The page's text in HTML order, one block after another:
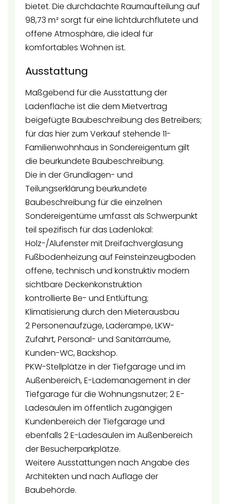
bietet. Die durchdachte Raumaufteilung auf
98,73 m² sorgt für eine lichtdurchflutete und
offene Atmosphäre, die ideal für
komfortables Wohnen ist.
Ausstattung
Maßgebend für die Ausstattung der
Ladenfläche ist die dem Mietvertrag
beigefügte Baubeschreibung des Betreibers;
für das hier zum Verkauf stehende 11-
Familienwohnhaus in Sondereigentum gilt
die beurkundete Baubeschreibung.
Die in der Grundlagen- und
Teilungserklärung beurkundete
Baubeschreibung für die einzelnen
Sondereigentüme umfasst als Schwerpunkt
teil spezifisch für das Ladenlokal:
Holz-/Alufenster mit Dreifachverglasung
Fußbodenheizung auf Feinsteinzeugboden
offene, technisch und konstruktiv modern
sichtbare Deckenkonstruktion
kontrollierte Be- und Entlüftung;
Klimatisierung durch den Mieterausbau
2 Personenaufzüge, Laderampe, LKW-
Zufahrt, Personal- und Sanitärräume,
Kunden-WC, Backshop.
PKW-Stellplätze in der Tiefgarage und im
Außenbereich, E-Lademanagement in der
Tiefgarage für die Wohnungsnutzer; 2 E-
Ladesäulen im öffentlich zugängigen
Kundenbereich der Tiefgarage und
ebenfalls 2 E-Ladesäulen im Außenbereich
der Besucherparkplätze.
Weitere Ausstattungen nach Angabe des
Architekten und nach Auflage der
Baubehörde.